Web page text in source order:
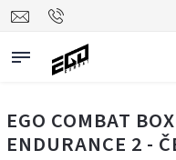
EGO COMBAT
ENDURANCE 2 -